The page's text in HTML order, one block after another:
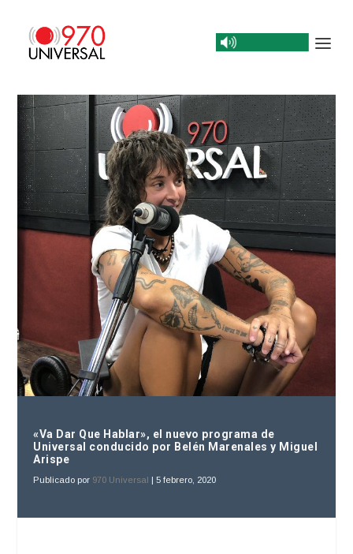
«Va Dar Que Hablar», el nuevo programa de
Universal conducido por Belén Marenales y Miguel
Arispe
Publicado por 970 Universal |5 febrero, 2020